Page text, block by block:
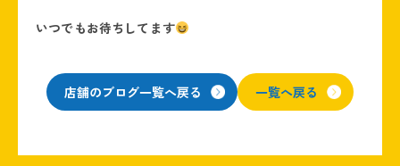
いつでもお待ちしてます
店舗のブログ一覧へ戻る 一覧へ戻る